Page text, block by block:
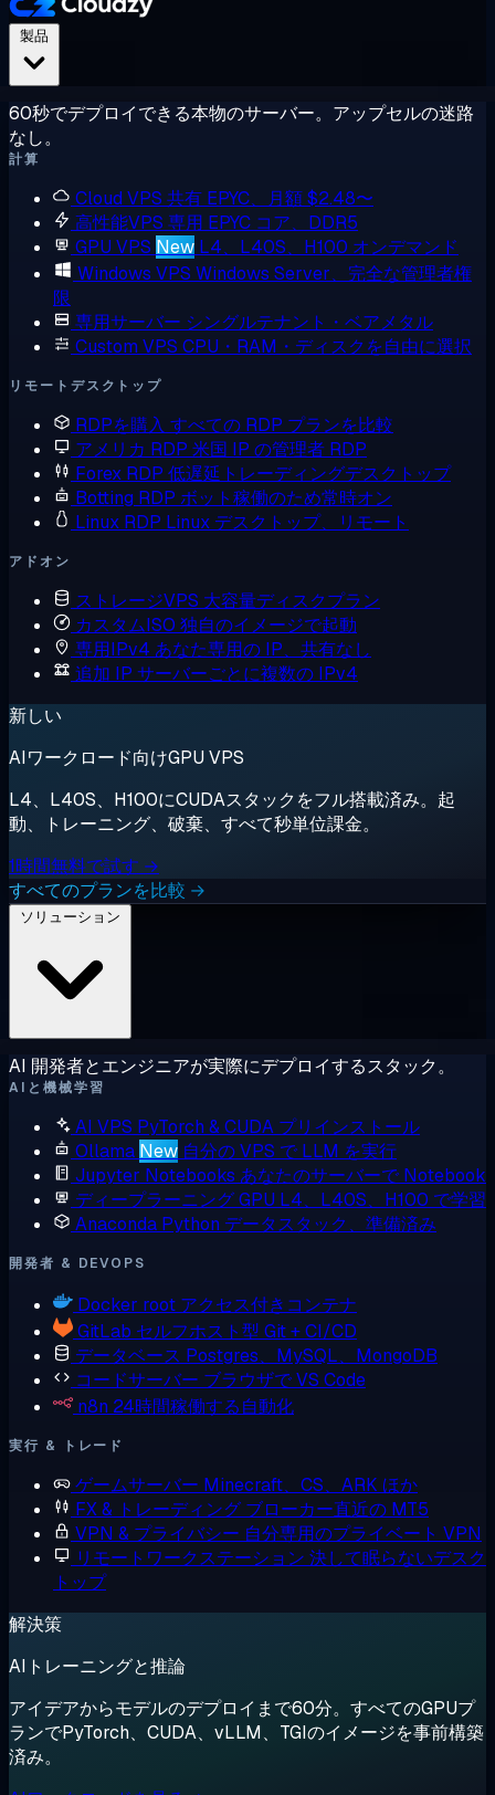
60秒でデプロイできる本物のサーバー。アップセルの迷路
なし。
計算
Cloud VPS 共有 EPYC、月額 $2.48〜
高性能VPS 専用 EPYC コア、DDR5
GPU VPS New L4、L40S、H100 オンデマンド
Windows VPS Windows Server、完全な管理者権
限
専用サーバー シングルテナント・ベアメタル
Custom VPS CPU・RAM・ディスクを自由に選択
リモートデスクトップ
RDPを購入 すべての RDP プランを比較
アメリカ RDP 米国 IP の管理者 RDP
Forex RDP 低遅延トレーディングデスクトップ
Botting RDP ボット稼働のため常時オン
Linux RDP Linux デスクトップ、リモート
アドオン
ストレージVPS 大容量ディスクプラン
カスタムISO 独自のイメージで起動
専用IPv4 あなた専用の IP、共有なし
追加 IP サーバーごとに複数の IPv4
新しい
AIワークロード向けGPU VPS
L4、L40S、H100にCUDAスタックをフル搭載済み。起
動、トレーニング、破棄、すべて秒単位課金。
1時間無料で試す →
すべてのプランを比較 →
AI 開発者とエンジニアが実際にデプロイするスタック。
AIと機械学習
AI VPS PyTorch & CUDA プリインストール
Ollama New 自分の VPS で LLM を実行
Jupyter Notebooks あなたのサーバーで Notebook
ディープラーニング GPU L4、L40S、H100 で学習
Anaconda Python データスタック、準備済み
開発者 & DEVOPS
Docker root アクセス付きコンテナ
GitLab セルフホスト型 Git + CI/CD
データベース Postgres、MySQL、MongoDB
コードサーバー ブラウザで VS Code
n8n 24時間稼働する自動化
実行 & トレード
ゲームサーバー Minecraft、CS、ARK ほか
FX & トレーディング ブローカー直近の MT5
VPN & プライバシー 自分専用のプライベート VPN
リモートワークステーション 決して眠らないデスク
トップ
解決策
AIトレーニングと推論
アイデアからモデルのデプロイまで60分。すべてのGPUプ
ランでPyTorch、CUDA、vLLM、TGIのイメージを事前構築
済み。